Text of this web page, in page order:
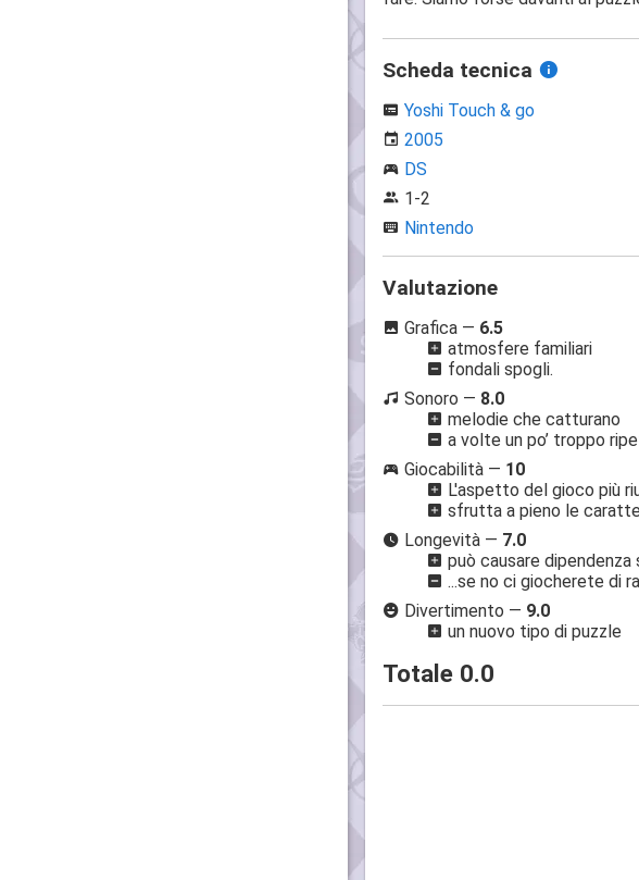
Scheda tecnica
Yoshi Touch & go
2005
DS
1-2
Nintendo
Valutazione
Grafica — 6.5
atmosfere familiari
fondali spogli.
Sonoro — 8.0
melodie che catturano
a volte un po’ troppo
Giocabilità — 10
L'aspetto del gioco più
sfrutta a pieno le
Longevità — 7.0
può causare
...se no ci giocherete di
Divertimento — 9.0
un nuovo tipo di puzzle
Totale 0.0